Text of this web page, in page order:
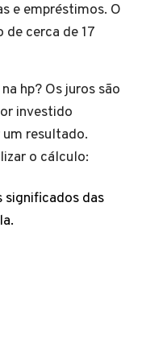
e empréstimos. O
de cerca de 17
hp? Os juros são
investido
resultado.
o cálculo:
significados das